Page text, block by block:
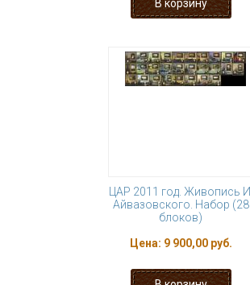
ЦАР 2011 год. Живопись И.
Айвазовского. Набор (28
блоков)
Цена: 9 900,00 руб.